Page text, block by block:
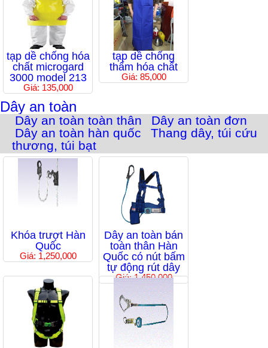
tạp dề chống hóa
chất microgard
3000 model 213
Giá: 135,000
tạp dề chống
thấm hóa chất
Giá: 85,000
Dây an toàn
Dây an toàn toàn thân
Dây an toàn đơn
Dây an toàn hàn quốc
Thang dây, túi cứu
thương, túi bạt
Khóa trượt Hàn
Quốc
Giá: 1,250,000
Dây an toàn bán
toàn thân Hàn
Quốc có nút bấm
tự động rút dây
Giá: 1,450,000